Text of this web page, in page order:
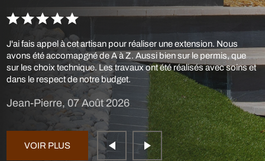
J'ai fais appel à cet artisan pour réaliser une extension. Nous
avons été accomapgné de A à Z. Aussi bien sur le permis, que
sur les choix technique. Les travaux ont été réalisés avec soins et
dans le respect de notre budget.
Jean-Pierre, 07 Août 2026
VOIR PLUS